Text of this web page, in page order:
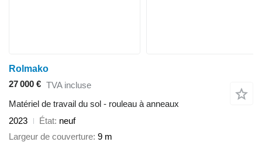
Rolmako
27 000 € TVA incluse
Matériel de travail du sol - rouleau à anneaux
2023
État neuf
Largeur de couverture 9 m